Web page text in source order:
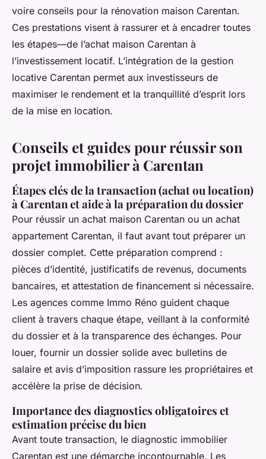
voire conseils pour la rénovation maison Carentan.
Ces prestations visent à rassurer et à encadrer toutes
les étapes—de l’achat maison Carentan à
l’investissement locatif. L’intégration de la gestion
locative Carentan permet aux investisseurs de
maximiser le rendement et la tranquillité d’esprit lors
de la mise en location.
Conseils et guides pour réussir son
projet immobilier à Carentan
Étapes clés de la transaction (achat ou location)
à Carentan et aide à la préparation du dossier
Pour réussir un achat maison Carentan ou un achat
appartement Carentan, il faut avant tout préparer un
dossier complet. Cette préparation comprend :
pièces d’identité, justificatifs de revenus, documents
bancaires, et attestation de financement si nécessaire.
Les agences comme Immo Réno guident chaque
client à travers chaque étape, veillant à la conformité
du dossier et à la transparence des échanges. Pour
louer, fournir un dossier solide avec bulletins de
salaire et avis d’imposition rassure les propriétaires et
accélère la prise de décision.
Importance des diagnostics obligatoires et
estimation précise du bien
Avant toute transaction, le diagnostic immobilier
Carentan est une démarche incontournable. Les